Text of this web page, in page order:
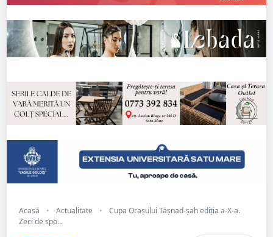
Acasă • Actualitate •
Cupa Orașului Tășnad-șah ediția a-X-a.
Zeci de spo...